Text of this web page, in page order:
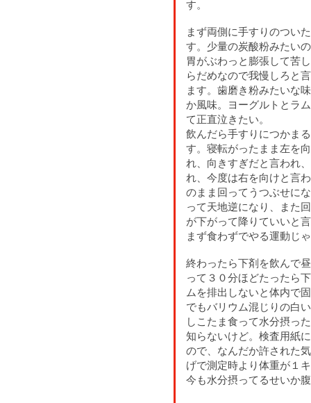
す。
まず両側に手すりのつい
す。少量の炭酸粉みたい
胃がぶわっと膨張して苦
らだめなので我慢しろと
ます。歯磨き粉みたいな
か風味。ヨーグルトとラ
て正直泣きたい。
飲んだら手すりにつかま
す。寝転がったまま左を
れ、向きすぎだと言われ
れ、今度は右を向けと言
のまま回ってうつぶせに
って天地逆になり、また
が下がって降りていいと
まず食わずでやる運動じ
終わったら下剤を飲んで
って３０分ほどたったら
ムを排出しないと体内で
でもバリウム混じりの白
しこたま食って水分摂っ
知らないけど。検査用紙
ので、なんだか許された
げで測定時より体重が１
今も水分摂ってるせいか